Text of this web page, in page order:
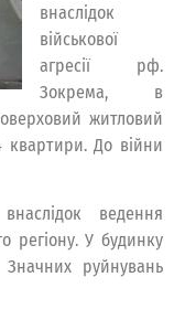
внаслідок
військової
агресії рф.
Зокрема, в
житловий
квартири. До війни
ведення
регіону. У будинку
руйнувань